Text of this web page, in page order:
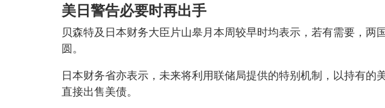
美日警告必要时再出手
贝森特及日本财务大臣片山皋月本周较早时均表示，若有需要，两
圆。
日本财务省亦表示，未来将利用联储局提供的特别机制，以持有的
直接出售美债。